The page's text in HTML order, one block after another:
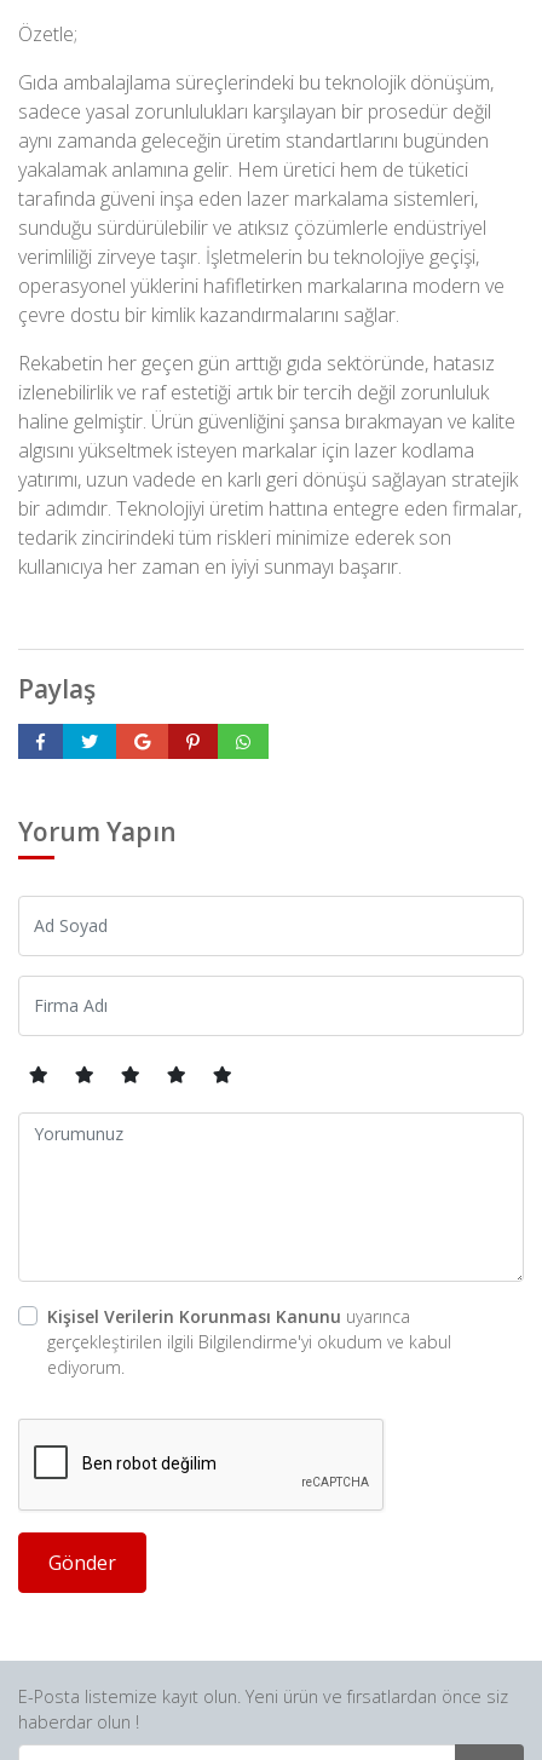
Özetle;
Gıda ambalajlama süreçlerindeki bu teknolojik dönüşüm,
sadece yasal zorunlulukları karşılayan bir prosedür değil
aynı zamanda geleceğin üretim standartlarını bugünden
yakalamak anlamına gelir. Hem üretici hem de tüketici
tarafında güveni inşa eden lazer markalama sistemleri,
sunduğu sürdürülebilir ve atıksız çözümlerle endüstriyel
verimliliği zirveye taşır. İşletmelerin bu teknolojiye geçişi,
operasyonel yüklerini hafifletirken markalarına modern ve
çevre dostu bir kimlik kazandırmalarını sağlar.
Rekabetin her geçen gün arttığı gıda sektöründe, hatasız
izlenebilirlik ve raf estetiği artık bir tercih değil zorunluluk
haline gelmiştir. Ürün güvenliğini şansa bırakmayan ve kalite
algısını yükseltmek isteyen markalar için lazer kodlama
yatırımı, uzun vadede en karlı geri dönüşü sağlayan stratejik
bir adımdır. Teknolojiyi üretim hattına entegre eden firmalar,
tedarik zincirindeki tüm riskleri minimize ederek son
kullanıcıya her zaman en iyiyi sunmayı başarır.
Paylaş
Yorum Yapın
Kişisel Verilerin Korunması Kanunu uyarınca
gerçekleştirilen ilgili Bilgilendirme'yi okudum ve kabul
ediyorum.
Gönder
E-Posta listemize kayıt olun. Yeni ürün ve fırsatlardan önce siz
haberdar olun !